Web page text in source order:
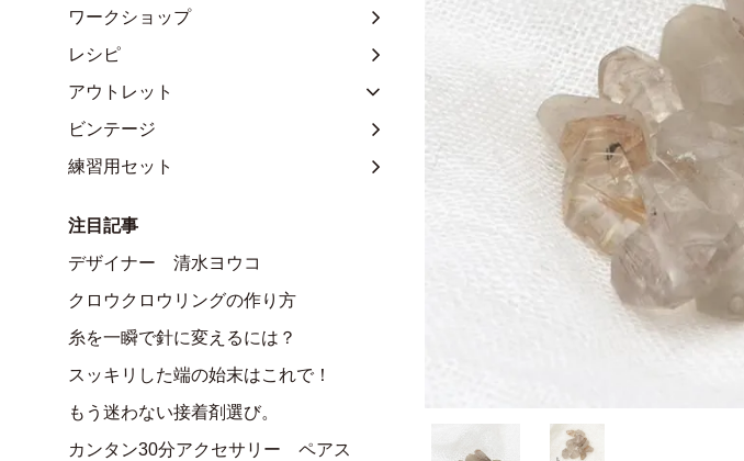
ワークショップ
レシピ
アウトレット
ビンテージ
練習用セット
注目記事
デザイナー 清水ヨウコ
クロウクロウリングの作り方
糸を一瞬で針に変えるには？
スッキリした端の始末はこれで！
もう迷わない接着剤選び。
カンタン30分アクセサリー ペアス